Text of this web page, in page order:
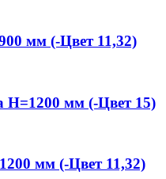
мм (-Цвет 11,32)
мм (-Цвет 15)
мм (-Цвет 11,32)